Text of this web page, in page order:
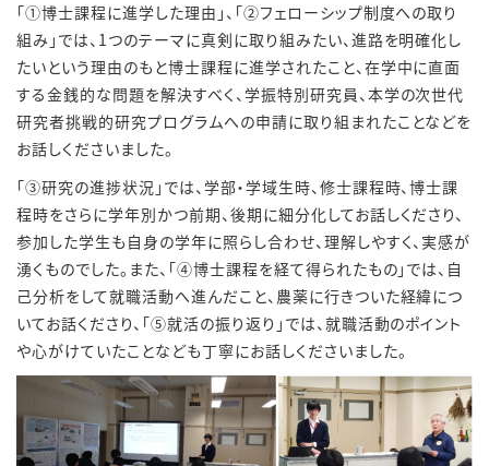
「①博士課程に進学した理由」、「②フェローシップ制度への取り
組み」では、 1つのテーマに真剣に取り組みたい、進路を明確化し
たいという理由のもと博士課程に進学されたこと、在学中に直面
する金銭的な問題を解決すべく、学振特別研究員、本学の次世代
研究者挑戦的研究プログラムへの申請に取り組まれたことなどを
お話しくださいました。
「③研究の進捗状況」では、学部・学域生時、修士課程時、博士課
程時をさらに学年別かつ前期、後期に細分化してお話しくださり、
参加した学生も自身の学年に照らし合わせ、理解しやすく、実感が
湧くものでした。また、「④博士課程を経て得られたもの」では、自
己分析をして就職活動へ進んだこと、農薬に行きついた経緯につ
いてお話くださり、「⑤就活の振り返り」では、就職活動のポイント
や心がけていたことなども丁寧にお話しくださいました。